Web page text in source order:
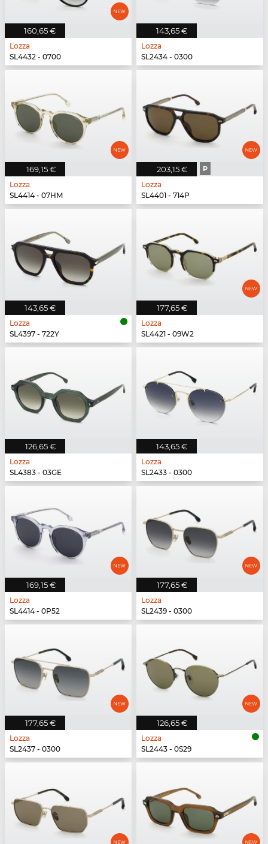
160,65 €
Lozza
SL4432 - 0700
143,65 €
Lozza
SL2434 - 0300
169,15 €
Lozza
SL4414 - 07HM
203,15 € P
Lozza
SL4401 - 714P
143,65 €
Lozza
SL4397 - 722Y
177,65 €
Lozza
SL4421 - 09W2
126,65 €
Lozza
SL4383 - 03GE
143,65 €
Lozza
SL2433 - 0300
169,15 €
Lozza
SL4414 - 0P52
177,65 €
Lozza
SL2439 - 0300
177,65 €
Lozza
SL2437 - 0300
126,65 €
Lozza
SL2443 - 0S29